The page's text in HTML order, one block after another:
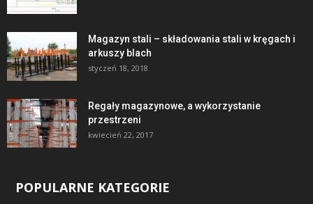
Magazyn stali – składowania stali w kręgach i
arkuszy blach
styczeń 18, 2018
Regały magazynowe, a wykorzystanie
przestrzeni
kwiecień 22, 2017
POPULARNE KATEGORIE